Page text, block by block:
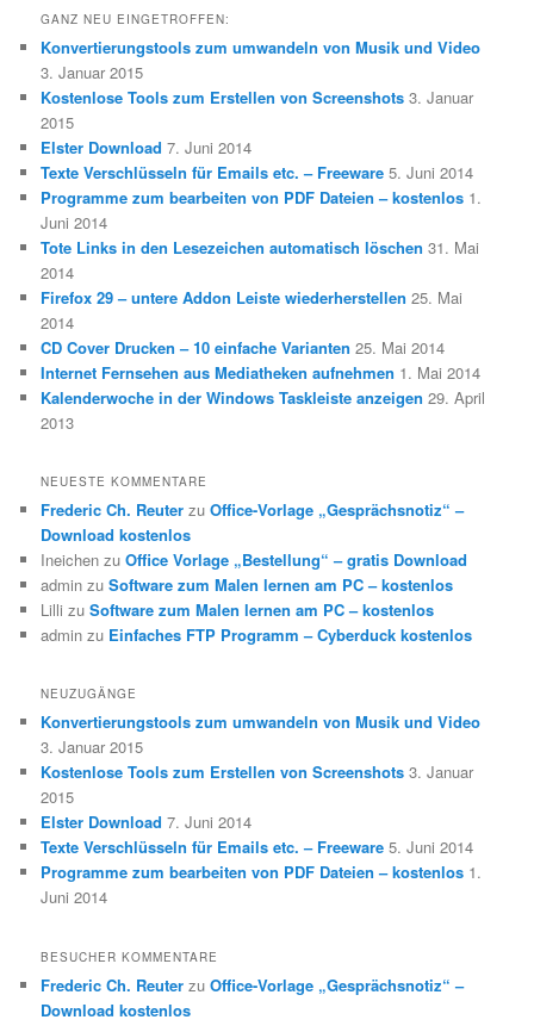
GANZ NEU EINGETROFFEN:
Konvertierungstools zum umwandeln von Musik und Video
3. Januar 2015
Kostenlose Tools zum Erstellen von Screenshots 3. Januar
2015
Elster Download 7. Juni 2014
Texte Verschlüsseln für Emails etc. – Freeware 5. Juni 2014
Programme zum bearbeiten von PDF Dateien – kostenlos 1.
Juni 2014
Tote Links in den Lesezeichen automatisch löschen 31. Mai
2014
Firefox 29 – untere Addon Leiste wiederherstellen 25. Mai
2014
CD Cover Drucken – 10 einfache Varianten 25. Mai 2014
Internet Fernsehen aus Mediatheken aufnehmen 1. Mai 2014
Kalenderwoche in der Windows Taskleiste anzeigen 29. April
2013
NEUESTE KOMMENTARE
Frederic Ch. Reuter zuOffice-Vorlage „Gesprächsnotiz“ –
Download kostenlos
Ineichen zuOffice Vorlage „Bestellung“ – gratis Download
admin zuSoftware zum Malen lernen am PC – kostenlos
Lilli zuSoftware zum Malen lernen am PC – kostenlos
admin zu Einfaches FTP Programm – Cyberduck kostenlos
NEUZUGÄNGE
Konvertierungstools zum umwandeln von Musik und Video
3. Januar 2015
Kostenlose Tools zum Erstellen von Screenshots 3. Januar
2015
Elster Download 7. Juni 2014
Texte Verschlüsseln für Emails etc. – Freeware 5. Juni 2014
Programme zum bearbeiten von PDF Dateien – kostenlos 1.
Juni 2014
BESUCHER KOMMENTARE
Frederic Ch. Reuter zuOffice-Vorlage „Gesprächsnotiz“ –
Download kostenlos